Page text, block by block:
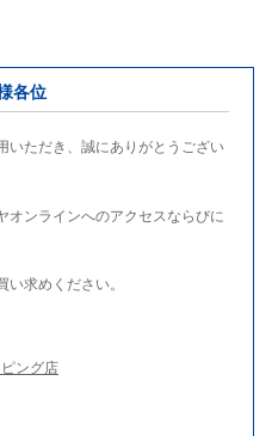
各位
いただき、誠にありがとうござい
オンラインへのアクセスならびに
求めください。
ング店